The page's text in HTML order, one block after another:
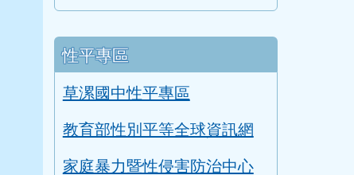
性平專區
草漯國中性平專區
教育部性別平等全球資訊網
家庭暴力暨性侵害防治中心